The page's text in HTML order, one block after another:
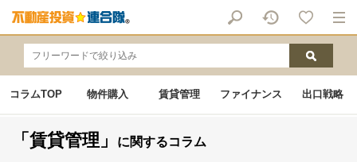
コラムTOP 物件購入 賃貸管理 ファイナンス 出口戦略
「賃貸管理」 に関するコラム